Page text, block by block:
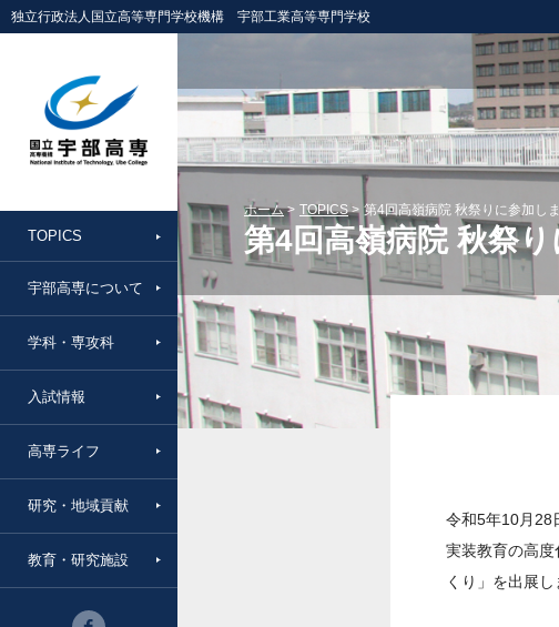
独立行政法人国立高等専門学校機構 宇部工業高等専門学校
TOPICS
宇部高専について
学科・専攻科
入試情報
高専ライフ
研究・地域貢献
教育・研究施設
ホーム TOPICS 第4回高嶺病院 秋祭りに参加し
第4回高嶺病院 秋祭
令和5年10月28
実装教育の高
くり」を出展し